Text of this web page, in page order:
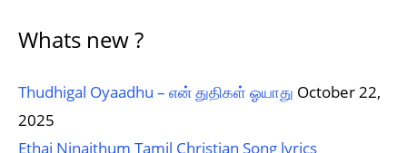
Whats new ?
Thudhigal Oyaadhu – என் துதிகள் ஓயாது October 22,
2025
Ethai Ninaithum Tamil Christian Song lyrics